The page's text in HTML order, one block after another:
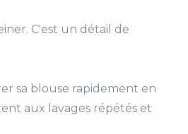
C'est un détail de
sa blouse rapidement en
aux lavages répétés et